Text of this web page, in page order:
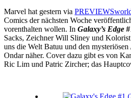
Marvel hat gestern via
Comics der nächsten Woche
vorenthalten wollen. In Galaxy’s Edge
Sacks, Zeichner Will Sliney und
uns die Welt Batuu und den
Ondar näher. Cover dazu gibt es von
Ric Lim und Patric Zircher; das